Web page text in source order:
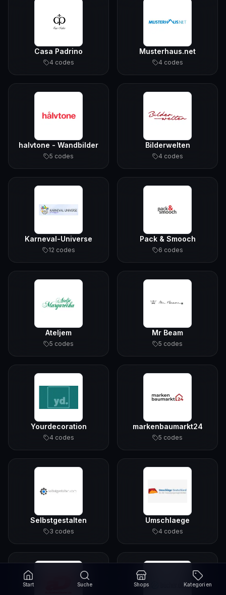
Casa Padrino
4 codes
Musterhaus.net
4 codes
halvtone - Wandbilder
5 codes
Bilderwelten
4 codes
Karneval-Universe
12 codes
Pack & Smooch
6 codes
Ateljem
5 codes
Mr Beam
5 codes
Yourdecoration
4 codes
markenbaumarkt24
5 codes
Selbstgestalten
3 codes
Umschlaege
4 codes
Start Suche Shops Kategorien